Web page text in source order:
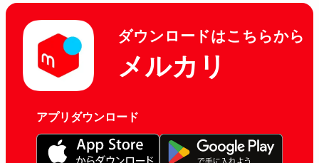
ダウンロードはこちらから
メルカリ
アプリダウンロード